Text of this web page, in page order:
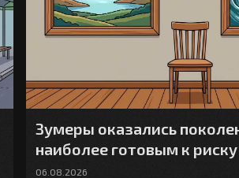
Зумеры оказались
наиболее готовым к риску
06.08.2026